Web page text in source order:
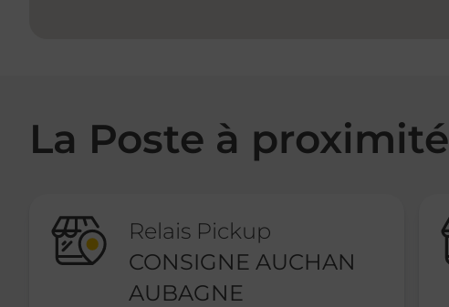
La Poste à proximité
Relais Pickup
CONSIGNE AUCHAN
AUBAGNE